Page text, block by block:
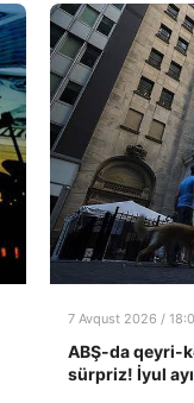
7 Avqust 2026 /
ABŞ-da qeyri-
sürpriz! İyul